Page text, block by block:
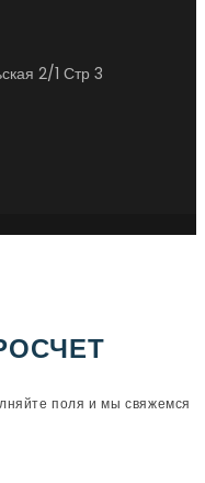
2/1 Стр 3
поля и мы свяжемся